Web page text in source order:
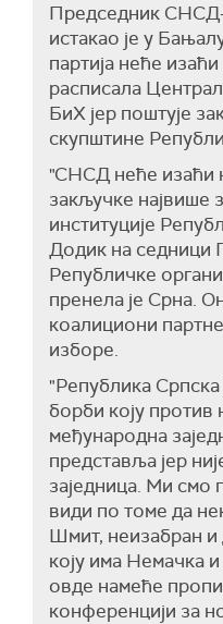
Председник
истакао је у
партија неће
расписала
БиХ јер поштује
скупштине
"СНСД неће изаћи
закључке највише
институције
Додик на седници
Републичке
пренела је Срна.
коалициони
изборе.
"Република Српска
борби коју
међународна
представља јер
заједница. Ми смо
види по томе да
Шмит, неизабран и
коју има Немачка
овде намеће
конференцији за